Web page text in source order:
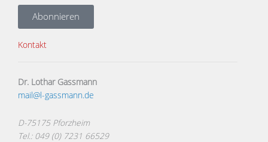
Abonnieren
Kontakt
Dr. Lothar Gassmann
mail@l-gassmann.de
D-75175 Pforzheim
Tel.: 049 (0) 7231 66529